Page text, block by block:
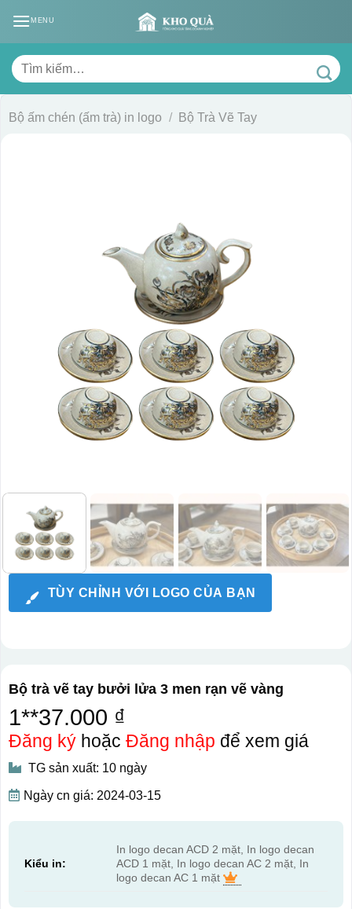
MENU
Tìm
kiếm:
Bộ ấm chén (ấm trà) in logo / Bộ Trà Vẽ Tay
TÙY CHỈNH VỚI LOGO CỦA BẠN
Bộ trà vẽ tay bưởi lửa 3 men rạn vẽ vàng
1**37.000 ₫
Đăng kýhoặc Đăng nhập để xem giá
TG sản xuất: 10 ngày
Ngày cn giá: 2024-03-15
Kiểu in:
In logo decan ACD 2 mặt, In logo decan
ACD 1 mặt, In logo decan AC 2 mặt, In
logo decan AC 1 mặt